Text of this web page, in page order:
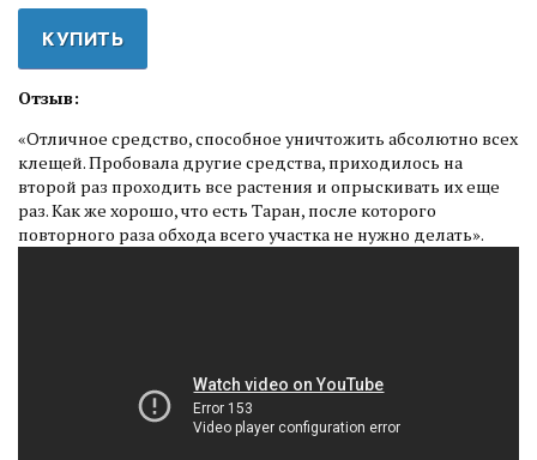
КУПИТЬ
Отзыв:
«Отличное средство, способное уничтожить абсолютно всех
клещей. Пробовала другие средства, приходилось на
второй раз проходить все растения и опрыскивать их еще
раз. Как же хорошо, что есть Таран, после которого
повторного раза обхода всего участка не нужно делать».